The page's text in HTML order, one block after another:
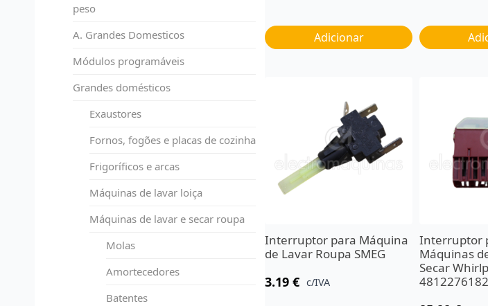
peso
A. Grandes Domesticos
Módulos programáveis
Grandes domésticos
Exaustores
Fornos, fogões e placas de cozinha
Frigoríficos e arcas
Máquinas de lavar loiça
Máquinas de lavar e secar roupa
Molas
Amortecedores
Batentes
Adicionar
Interruptor para Máquina
de Lavar Roupa SMEG
3.19€ c/IVA
Interruptor
Máquinas
Secar